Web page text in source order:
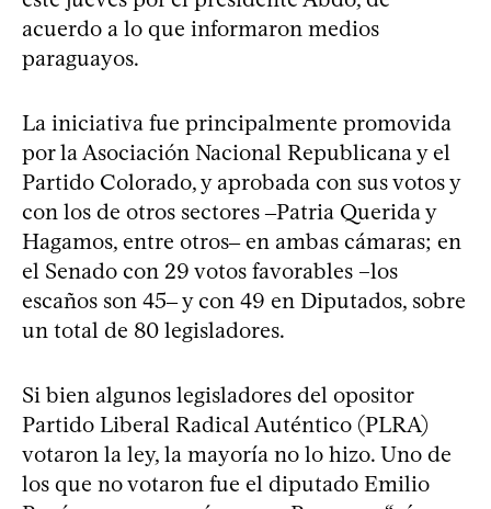
acuerdo a lo que informaron medios
paraguayos.
La iniciativa fue principalmente promovida
por la Asociación Nacional Republicana y el
Partido Colorado, y aprobada con sus votos y
con los de otros sectores ‒Patria Querida y
Hagamos, entre otros‒ en ambas cámaras; en
el Senado con 29 votos favorables –los
escaños son 45‒ y con 49 en Diputados, sobre
un total de 80 legisladores.
Si bien algunos legisladores del opositor
Partido Liberal Radical Auténtico (PLRA)
votaron la ley, la mayoría no lo hizo. Uno de
los que no votaron fue el diputado Emilio